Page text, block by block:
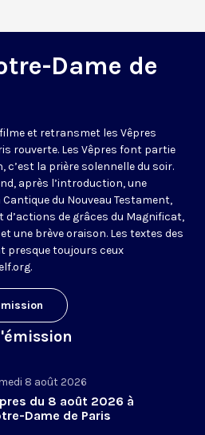
Dame de
et retransmet les Vêpres
rouverte. Les Vêpres font partie
c’est la prière solennelle du soir.
après l’introduction, une
du Nouveau Testament,
d’actions de grâces du Magnificat,
une brève oraison. Les textes des
presque toujours ceux
.
8 août 2026
du 8 août 2026 à
Dame de Paris